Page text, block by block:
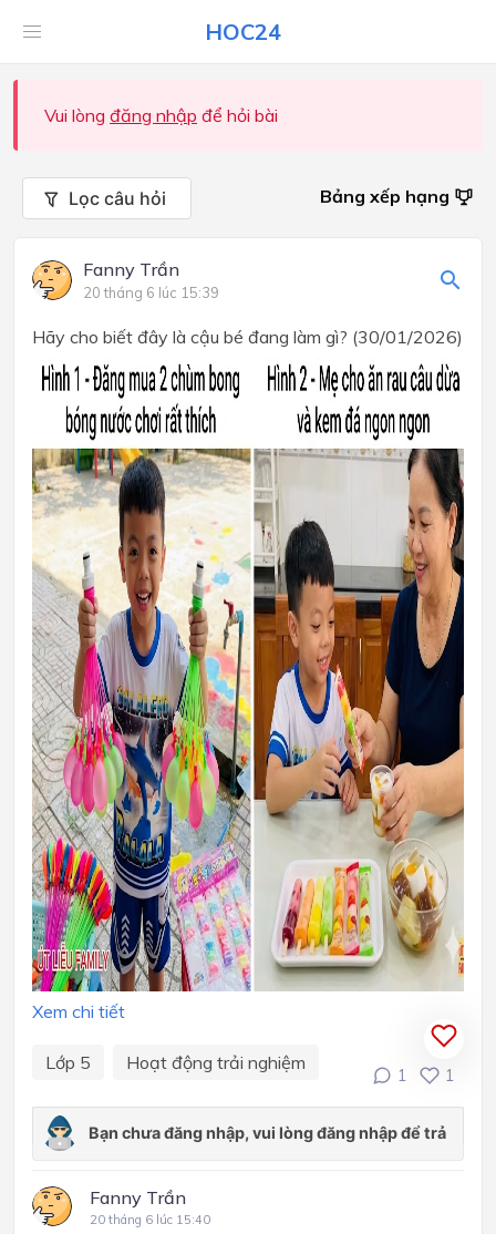
HOC24
Vui lòng đăng nhập để hỏi bài
Lọc câu hỏi Bảng xếp hạng
Fanny Trần
20 tháng 6 lúc 15:39
Hãy cho biết đây là cậu bé đang làm gì? (30/01/2026)
Xem chi tiết
Lớp 5 Hoạt động trải nghiệm
1 1
Fanny Trần
20 tháng 6 lúc 15:40